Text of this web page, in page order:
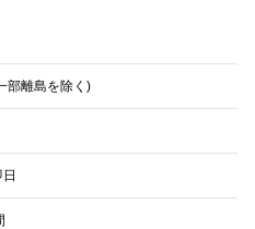
部離島を除く)